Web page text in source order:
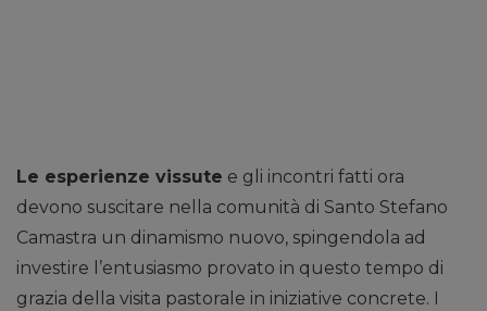
Le esperienze vissute e gli incontri fatti ora
devono suscitare nella comunità di Santo Stefano
Camastra un dinamismo nuovo, spingendola ad
investire l’entusiasmo provato in questo tempo di
grazia della visita pastorale in iniziative concrete. I